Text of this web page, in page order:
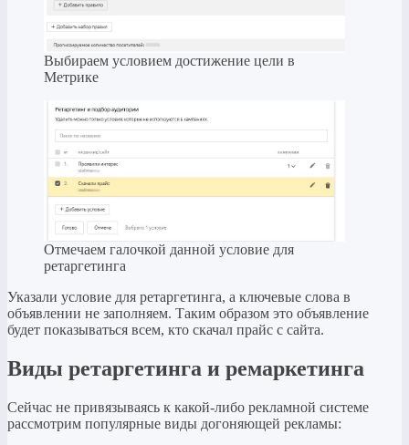
Выбираем условием достижение цели в
Метрике
Отмечаем галочкой данной условие для
ретаргетинга
Указали условие для ретаргетинга, а ключевые слова в
объявлении не заполняем. Таким образом это объявление
будет показываться всем, кто скачал прайс с сайта.
Виды ретаргетинга и ремаркетинга
Сейчас не привязываясь к какой-либо рекламной системе
рассмотрим популярные виды догоняющей рекламы: